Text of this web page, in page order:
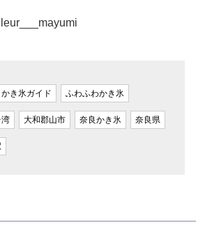
かき氷ガイド ふわふわかき氷
湾 大和郡山市 奈良かき氷 奈良県